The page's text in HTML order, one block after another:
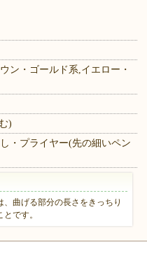
ン・ゴールド系,イエロー・
)
・プライヤー(先の細いペン
曲げる部分の長さをきっちり
です。